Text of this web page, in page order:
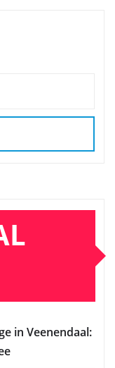
in Veenendaal: